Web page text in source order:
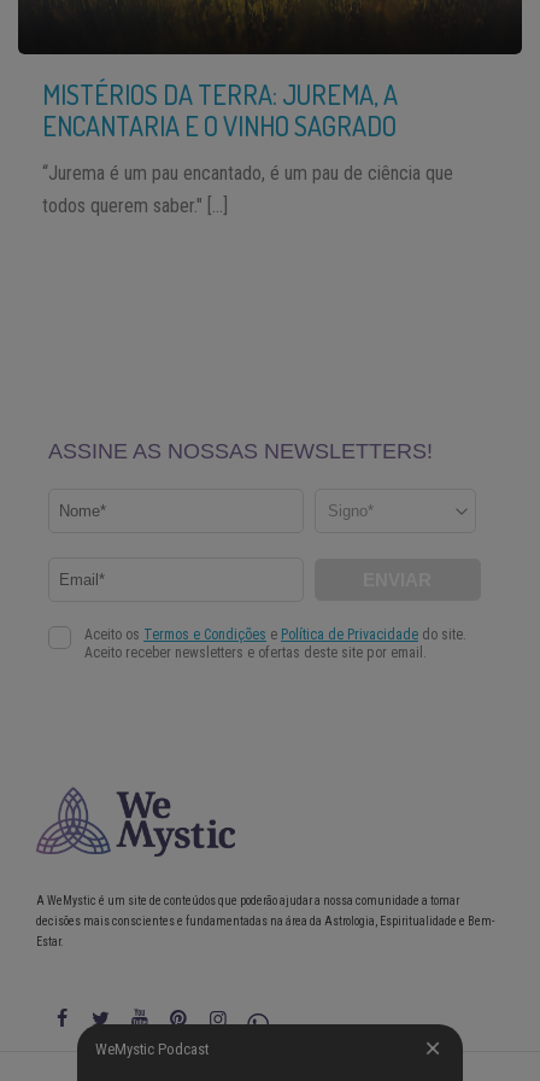
MISTÉRIOS DA TERRA: JUREMA, A
ENCANTARIA E O VINHO SAGRADO
“Jurema é um pau encantado, é um pau de ciência que
todos querem saber." […]
A WeMystic é um site de conteúdos que poderão ajudar a nossa comunidade a tomar
decisões mais conscientes e fundamentadas na área da Astrologia, Espiritualidade e Bem-
Estar.
WeMystic Podcast